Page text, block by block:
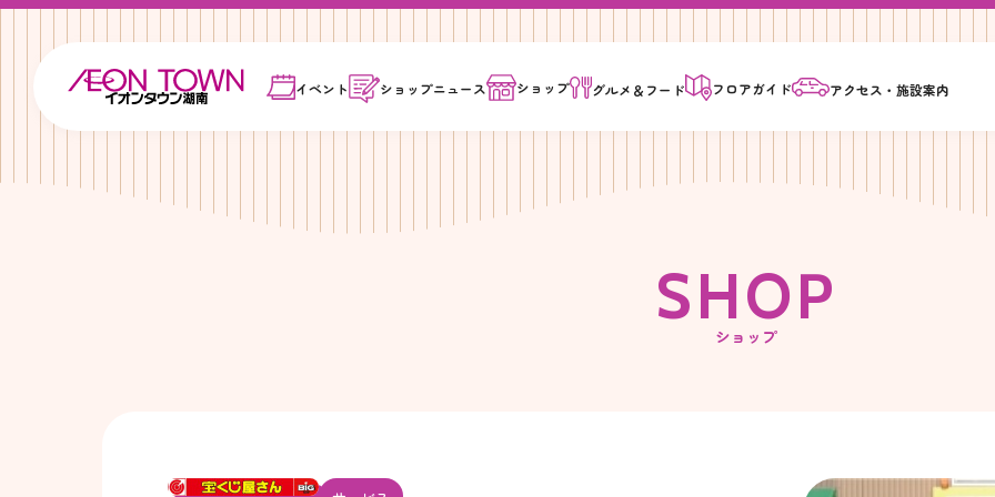
イベント ショップニュース ショップ グルメ＆ フード フロアガイド アクセス・施設案内
SHOP
ショップ